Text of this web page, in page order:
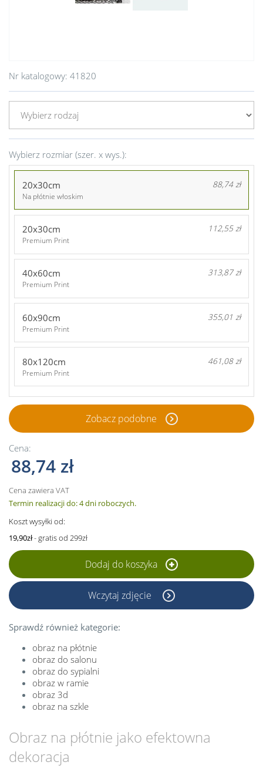
Nr katalogowy: 41820
Wybierz rozmiar (szer. x wys.):
20x30cm 88,74 zł
Na płótnie włoskim
20x30cm 112,55 zł
Premium Print
40x60cm 313,87 zł
Premium Print
60x90cm 355,01 zł
Premium Print
80x120cm 461,08 zł
Premium Print
Zobacz podobne
Cena:
88,74 zł
Cena zawiera VAT
Termin realizacji do: 4 dni roboczych.
Koszt wysyłki od:
19,90zł- gratis od 299zł
Dodaj do koszyka
Wczytaj zdjęcie
Sprawdź również kategorie:
obraz na płótnie
obraz do salonu
obraz do sypialni
obraz w ramie
obraz 3d
obraz na szkle
Obraz na płótnie jako efektowna
dekoracja